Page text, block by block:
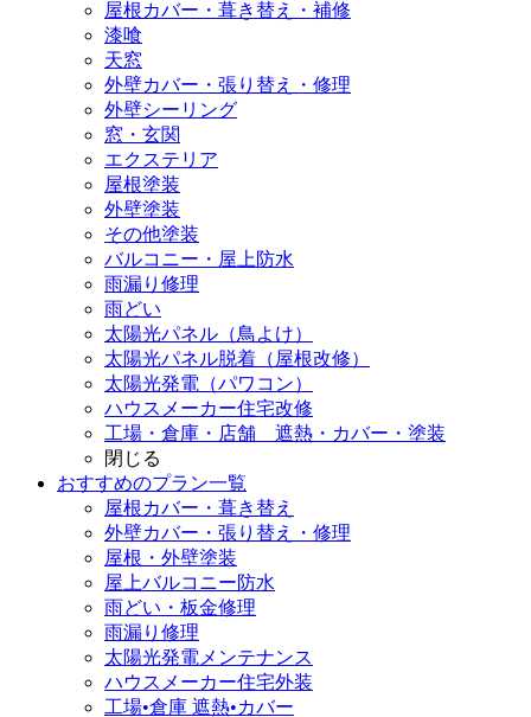
屋根カバー・葺き替え・補修
漆喰
天窓
外壁カバー・張り替え・修理
外壁シーリング
窓・玄関
エクステリア
屋根塗装
外壁塗装
その他塗装
バルコニー・屋上防水
雨漏り修理
雨どい
太陽光パネル（鳥よけ）
太陽光パネル脱着（屋根改修）
太陽光発電（パワコン）
ハウスメーカー住宅改修
工場・倉庫・店舗 遮熱・カバー・塗装
閉じる
おすすめのプラン一覧
屋根カバー・葺き替え
外壁カバー・張り替え・修理
屋根・外壁塗装
屋上バルコニー防水
雨どい・板金修理
雨漏り修理
太陽光発電メンテナンス
ハウスメーカー住宅外装
工場•倉庫 遮熱•カバー